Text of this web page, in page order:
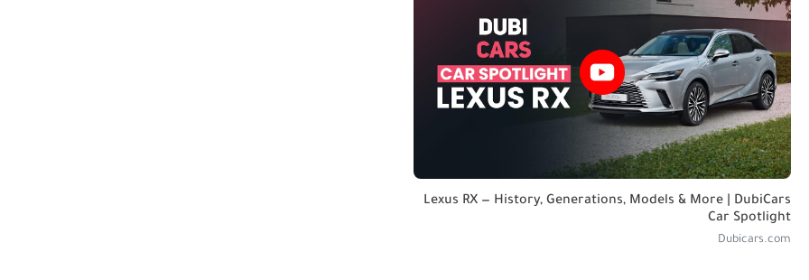
Lexus RX — History, Generations, Models & More | DubiCars
Car Spotlight
Dubicars.com